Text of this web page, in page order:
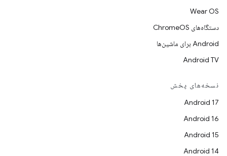
Wear OS
دستگاه‌های ChromeOS
Android برای ماشین‌ها
Android TV
نسخه‌های پخش
Android 17
Android 16
Android 15
Android 14